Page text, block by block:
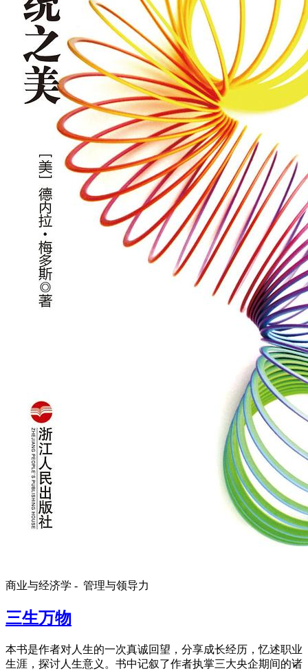
商业与经济学 - 管理与领导力
三生万物
本书是作者对人生的一次真诚回望，分享成长经历，忆述职业
生涯，探讨人生意义。书中记叙了作者执掌三大央企期间的诸